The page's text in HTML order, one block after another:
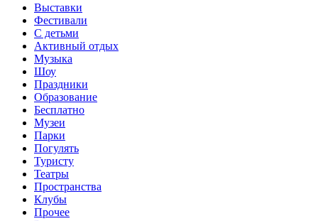
Выставки
Фестивали
С детьми
Активный отдых
Музыка
Шоу
Праздники
Образование
Бесплатно
Музеи
Парки
Погулять
Туристу
Театры
Пространства
Клубы
Прочее